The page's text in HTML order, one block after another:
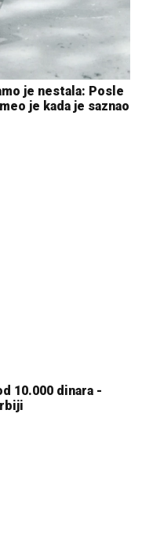
je nestala: Posle
je kada je saznao